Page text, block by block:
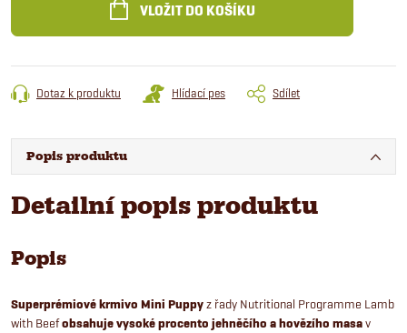
VLOŽIT DO KOŠÍKU
Dotaz k produktu Hlídací pes Sdílet
Popis produktu
Detailní popis produktu
Popis
Superprémiové krmivo Mini Puppyz řady Nutritional Programme Lamb
with Beefobsahuje vysoké procento jehněčího a hovězího masav